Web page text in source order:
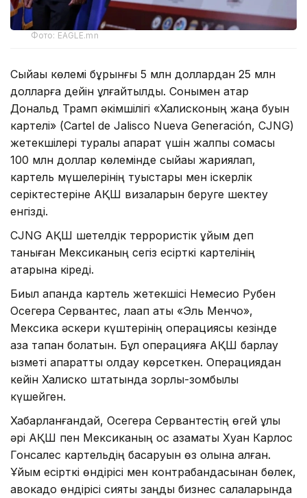
Фото: EAGLE.mn
Сыйақы көлемі бұрынғы 5 млн доллардан 25 млн
долларға дейін ұлғайтылды. Сонымен қатар
Дональд Трамп әкімшілігі «Халисконың жаңа буын
картелі» (Cartel de Jalisco Nueva Generación, CJNG)
жетекшілері туралы ақпарат үшін жалпы сомасы
100 млн доллар көлемінде сыйақы жариялап,
картель мүшелерінің туыстары мен іскерлік
серіктестеріне АҚШ визаларын беруге шектеу
енгізді.
CJNG АҚШ шетелдік террористік ұйым деп
таныған Мексиканың сегіз есірткі картелінің
қатарына кіреді.
Биыл ақпанда картель жетекшісі Немесио Рубен
Осегера Сервантес, лақап аты «Эль Менчо»,
Мексика әскери күштерінің операциясы кезінде
қаза тапқан болатын. Бұл операцияға АҚШ барлау
қызметі ақпараттық қолдау көрсеткен. Операциядан
кейін Халиско штатында зорлық-зомбылық
күшейген.
Хабарланғандай, Осегера Сервантестің өгей ұлы
әрі АҚШ пен Мексиканың қос азаматы Хуан Карлос
Гонсалес картельдің басқаруын өз қолына алған.
Ұйым есірткі өндірісі мен контрабандасынан бөлек,
авокадо өндірісі сияқты заңды бизнес салаларында